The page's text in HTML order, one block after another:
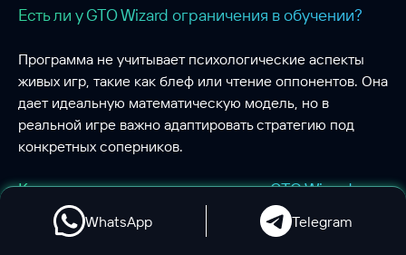
WhatsApp Telegram
Есть ли у GTO Wizard ограничения в обучении?
Программа не учитывает психологические аспекты
живых игр, такие как блеф или чтение оппонентов. Она
дает идеальную математическую модель, но в
реальной игре важно адаптировать стратегию под
конкретных соперников.
Как часто нужно тренироваться с GTO Wizard,
чтобы увидеть прогресс?